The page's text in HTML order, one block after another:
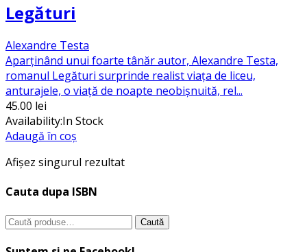
Legături
Alexandre Testa
Aparținând unui foarte tânăr autor, Alexandre Testa,
romanul Legături surprinde realist viața de liceu,
anturajele, o viață de noapte neobișnuită, rel...
45.00 lei
Availability:In Stock
Adaugă în coș
Afișez singurul rezultat
Cauta dupa ISBN
Caută
Caută